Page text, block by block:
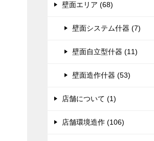
壁面エリア (68)
壁面システム什器 (7)
壁面自立型什器 (11)
壁面造作什器 (53)
店舗について (1)
店舗環境造作 (106)